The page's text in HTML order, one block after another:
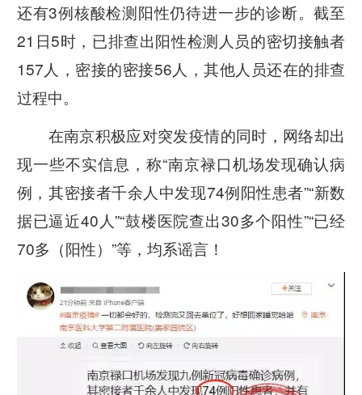
还有3例核酸检测阳性仍待进一步的诊断。截至
21日5时，已排查出阳性检测人员的密切接触者
157人，密接的密接56人，其他人员还在的排查
过程中。
在南京积极应对突发疫情的同时，网络却出
现一些不实信息，称“南京禄口机场发现确认病
例，其密接者千余人中发现74例阳性患者”“新数
据已逼近40人”“鼓楼医院查出30多个阳性”“已经
70多（阳性）”等，均系谣言！